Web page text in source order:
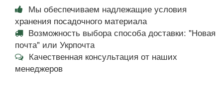
Мы обеспечиваем надлежащие условия
хранения посадочного материала
Возможность выбора способа доставки: "Новая
почта" или Укрпочта
Качественная консультация от наших
менеджеров